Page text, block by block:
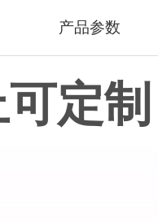
产品参数
定制